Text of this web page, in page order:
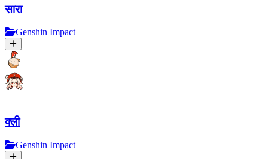
सारा
Genshin Impact
क्ली
Genshin Impact